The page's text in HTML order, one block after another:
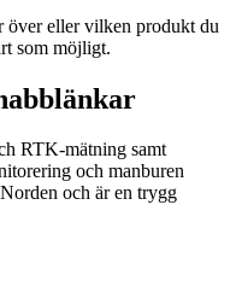
över eller vilken produkt du
som möjligt.
RTK-mätning samt
och manburen
och är en trygg